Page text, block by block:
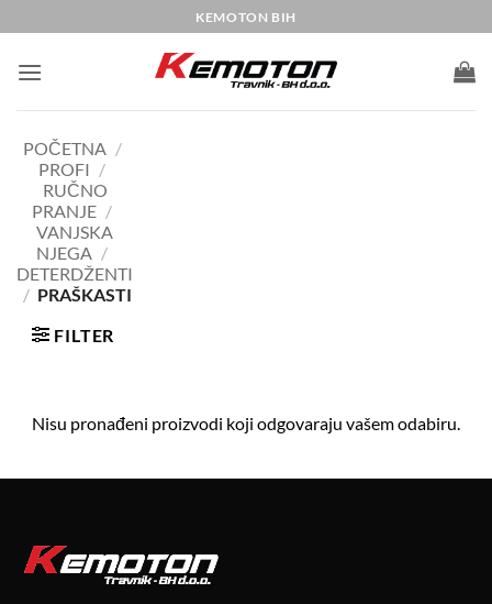
to
content
KEMOTON BIH
POČETNA /
PROFI /
RUČNO
PRANJE /
VANJSKA
NJEGA /
DETERDŽENTI
/ PRAŠKASTI
FILTER
Nisu pronađeni proizvodi koji odgovaraju vašem odabiru.